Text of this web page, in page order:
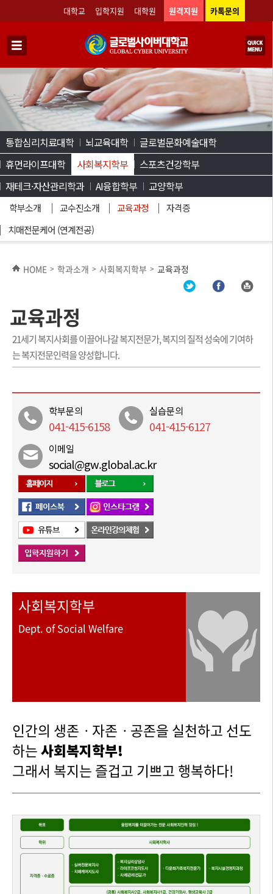
대학교 입학지원 대학원 원격지원 카톡문의
통합심리치료대학 뇌교육대학
글로벌문화예술대학
휴먼라이프대학
사회복지학부
학부소개 교수진소개 교육과정
자격증
치매전문케어 (연계전공)
스포츠건강학부
재테크·자산관리학과
AI융합학부 교양학부
HOME > 학과소개 > 사회복지학부 > 교육과정
교육과정
21세기 복지사회를 이끌어나갈 복지전문가, 복지의 질적 성숙에 기여하
는 복지전문인력을 양성합니다.
학부문의
041-415-6158
실습문의
041-415-6127
이메일
social@gw.global.ac.kr
사회복지학부
Dept. of Social Welfare
인간의 생존ㆍ자존ㆍ공존을 실천하고 선도
하는사회복지학부!
그래서 복지는 즐겁고 기쁘고 행복하다!